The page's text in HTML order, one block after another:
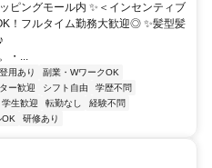
ピングモール内 ✨＜インセンティブ
！フルタイム勤務大歓迎◎ ✨髪型髪
・...
用あり
副業・WワークOK
ー歓迎 シフト自由
学歴不問
学生歓迎 転勤なし
経験不問
OK 研修あり